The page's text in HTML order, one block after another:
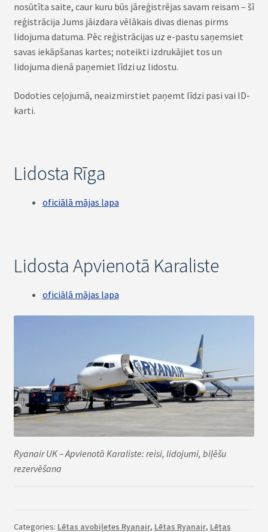
nosūtīta saite, caur kuru būs jāreģistrējas savam reisam – šī
reģistrācija Jums jāizdara vēlākais divas dienas pirms
lidojuma datuma. Pēc reģistrācijas uz e-pastu saņemsiet
savas iekāpšanas kartes; noteikti izdrukājiet tos un
lidojuma dienā paņemiet līdzi uz lidostu.
Dodoties ceļojumā, neaizmirstiet paņemt līdzi pasi vai ID-
karti.
Lidosta Rīga
oficiālā mājas lapa
Lidosta Apvienotā Karaliste
oficiālā mājas lapa
Ryanair UK – Apvienotā Karaliste: reisi, lidojumi, biļēšu
rezervēšana
Categories: Lētas avobiļetes Ryanair, Lētas Ryanair, Lētas